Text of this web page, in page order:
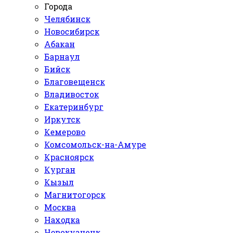
Города
Челябинск
Новосибирск
Абакан
Барнаул
Бийск
Благовещенск
Владивосток
Екатеринбург
Иркутск
Кемерово
Комсомольск-на-Амуре
Красноярск
Курган
Кызыл
Магнитогорск
Москва
Находка